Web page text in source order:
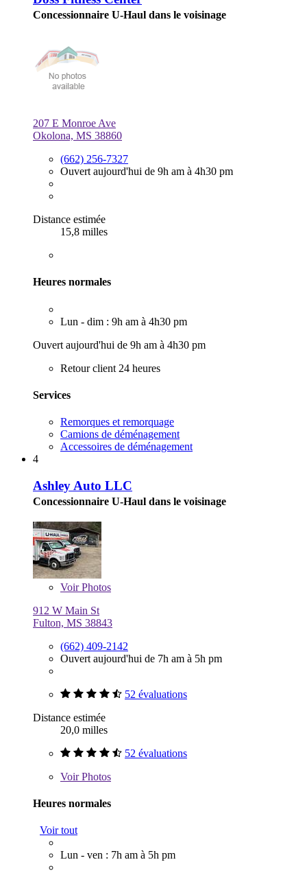
Concessionnaire U-Haul dans le voisinage
207 E Monroe Ave
Okolona, MS 38860
(662) 256-7327
Ouvert aujourd'hui de 9h am à 4h30 pm
Distance estimée
15,8 milles
Heures normales
Lun - dim : 9h am à 4h30 pm
Ouvert aujourd'hui de 9h am à 4h30 pm
Retour client 24 heures
Services
Remorques et remorquage
Camions de déménagement
Accessoires de déménagement
4
Ashley Auto LLC
Concessionnaire U-Haul dans le voisinage
VoirPhotos
912 W Main St
Fulton, MS 38843
(662) 409-2142
Ouvert aujourd'hui de 7h am à 5h pm
52 évaluations
Distance estimée
20,0 milles
52 évaluations
VoirPhotos
Heures normales
Voir tout
Lun - ven : 7h am à 5h pm